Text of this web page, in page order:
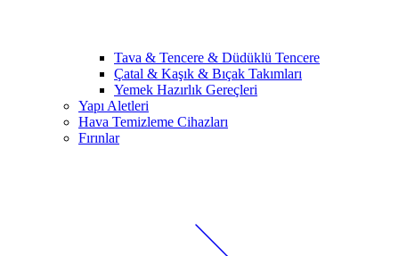
Tava & Tencere & Düdüklü Tencere
Çatal & Kaşık & Bıçak Takımları
Yemek Hazırlık Gereçleri
Yapı Aletleri
Hava Temizleme Cihazları
Fırınlar